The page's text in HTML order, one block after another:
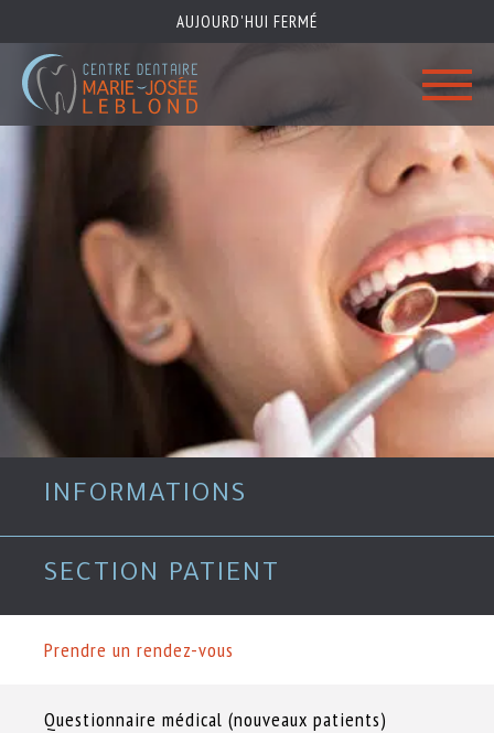
AUJOURD'HUI FERMÉ
Centre
dentaire
Marie-
Josée
Leblond
Centre dentaire Marie-Josée Leblond
Équipe
Clinique
Rendez-vous
450-433-7000
INFORMATIONS
SECTION PATIENT
Prendre un rendez-vous
Questionnaire médical (nouveaux patients)